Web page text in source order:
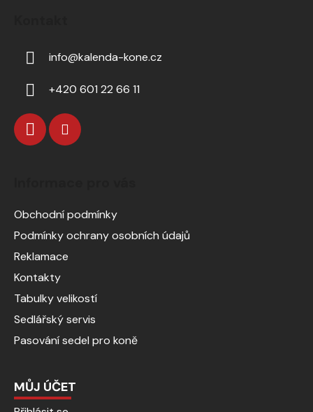
info@kalenda-kone.cz
+420 601 22 66 11
Obchodní podmínky
Podmínky ochrany osobních údajů
Reklamace
Kontakty
Tabulky velikostí
Sedlářský servis
Pasování sedel pro koně
MŮJ ÚČET